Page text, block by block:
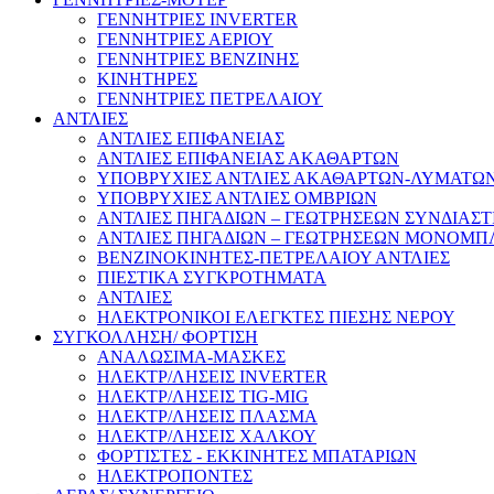
ΓΕΝΝΗΤΡΙΕΣ INVERTER
ΓΕΝΝΗΤΡΙΕΣ ΑΕΡΙΟΥ
ΓΕΝΝΗΤΡΙΕΣ ΒΕΝΖΙΝΗΣ
ΚΙΝΗΤΗΡΕΣ
ΓΕΝΝΗΤΡΙΕΣ ΠΕΤΡΕΛΑΙΟΥ
ΑΝΤΛΙΕΣ
ΑΝΤΛΙΕΣ ΕΠΙΦΑΝΕΙΑΣ
ΑΝΤΛΙΕΣ ΕΠΙΦΑΝΕΙΑΣ ΑΚΑΘΑΡΤΩΝ
ΥΠΟΒΡΥΧΙΕΣ ΑΝΤΛΙΕΣ ΑΚΑΘΑΡΤΩΝ-
ΥΠΟΒΡΥΧΙΕΣ ΑΝΤΛΙΕΣ ΟΜΒΡΙΩΝ
ΑΝΤΛΙΕΣ ΠΗΓΑΔΙΩΝ – ΓΕΩΤΡΗΣΕΩΝ
ΑΝΤΛΙΕΣ ΠΗΓΑΔΙΩΝ – ΓΕΩΤΡΗΣΕΩΝ
ΒΕΝΖΙΝΟΚΙΝΗΤΕΣ-ΠΕΤΡΕΛΑΙΟΥ ΑΝΤΛΙΕΣ
ΠΙΕΣΤΙΚΑ ΣΥΓΚΡΟΤΗΜΑΤΑ
ΑΝΤΛΙΕΣ
ΗΛΕΚΤΡΟΝΙΚΟΙ ΕΛΕΓΚΤΕΣ ΠΙΕΣΗΣ ΝΕΡΟΥ
ΣΥΓΚΟΛΛΗΣΗ/ ΦΟΡΤΙΣΗ
ΑΝΑΛΩΣΙΜΑ-ΜΑΣΚΕΣ
ΗΛΕΚΤΡ/ΛΗΣΕΙΣ INVERTER
ΗΛΕΚΤΡ/ΛΗΣΕΙΣ TIG-MIG
ΗΛΕΚΤΡ/ΛΗΣΕΙΣ ΠΛΑΣΜΑ
ΗΛΕΚΤΡ/ΛΗΣΕΙΣ ΧΑΛΚΟΥ
ΦΟΡΤΙΣΤΕΣ - ΕΚΚΙΝΗΤΕΣ ΜΠΑΤΑΡΙΩΝ
ΗΛΕΚΤΡΟΠΟΝΤΕΣ